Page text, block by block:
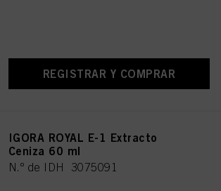
REGISTRAR Y COMPRAR
IGORA ROYAL E-1 Extracto
Ceniza 60 ml
N.º de IDH 3075091